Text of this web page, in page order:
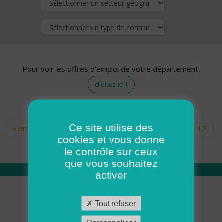
Pour voir les offres d'emploi de votre département,
cliquez ici !
Pages
« premier ‹ précédent … 10
12
14 15 16 17
Qui sommes nous
Académie ADMR
Ce site utilise des
cookies et vous donne
le contrôle sur ceux
que vous souhaitez
activer
Tout refuser